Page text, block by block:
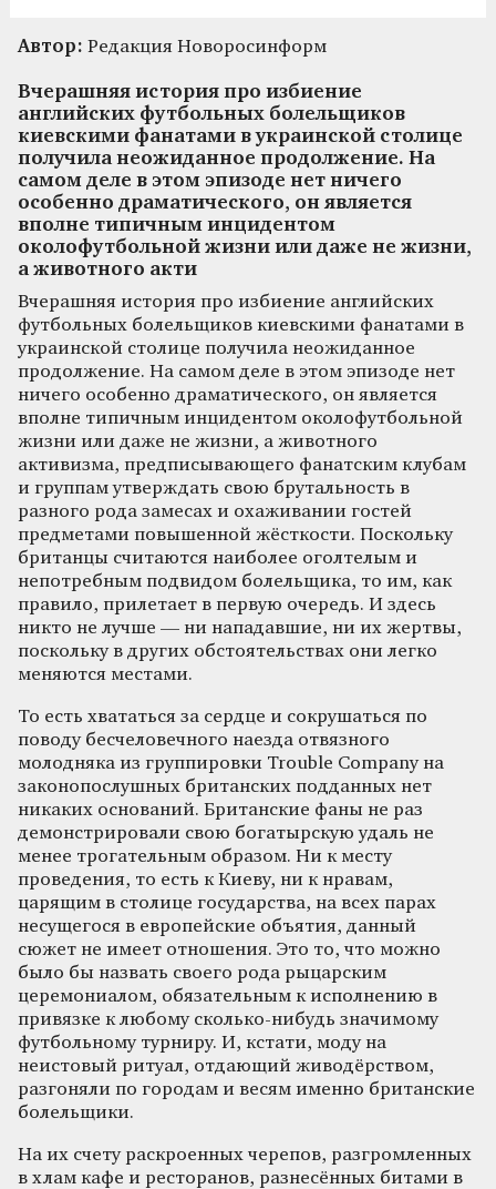
Автор: Редакция Новоросинформ
Вчерашняя история про избиение
английских футбольных болельщиков
киевскими фанатами в украинской столице
получила неожиданное продолжение. На
самом деле в этом эпизоде нет ничего
особенно драматического, он является
вполне типичным инцидентом
околофутбольной жизни или даже не жизни,
а животного акти
Вчерашняя история про избиение английских
футбольных болельщиков киевскими фанатами в
украинской столице получила неожиданное
продолжение. На самом деле в этом эпизоде нет
ничего особенно драматического, он является
вполне типичным инцидентом околофутбольной
жизни или даже не жизни, а животного
активизма, предписывающего фанатским клубам
и группам утверждать свою брутальность в
разного рода замесах и охаживании гостей
предметами повышенной жёсткости. Поскольку
британцы считаются наиболее оголтелым и
непотребным подвидом болельщика, то им, как
правило, прилетает в первую очередь. И здесь
никто не лучше — ни нападавшие, ни их жертвы,
поскольку в других обстоятельствах они легко
меняются местами.
То есть хвататься за сердце и сокрушаться по
поводу бесчеловечного наезда отвязного
молодняка из группировки Trouble Company на
законопослушных британских подданных нет
никаких оснований. Британские фаны не раз
демонстрировали свою богатырскую удаль не
менее трогательным образом. Ни к месту
проведения, то есть к Киеву, ни к нравам,
царящим в столице государства, на всех парах
несущегося в европейские объятия, данный
сюжет не имеет отношения. Это то, что можно
было бы назвать своего рода рыцарским
церемониалом, обязательным к исполнению в
привязке к любому сколько-нибудь значимому
футбольному турниру. И, кстати, моду на
неистовый ритуал, отдающий живодёрством,
разгоняли по городам и весям именно британские
болельщики.
На их счету раскроенных черепов, разгромленных
в хлам кафе и ресторанов, разнесённых битами в